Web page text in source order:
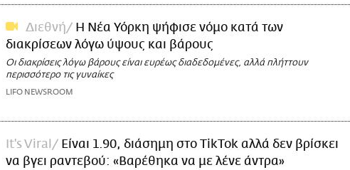
Διεθνή
Η Νέα Υόρκη ψήφισε νόμο κατά των
διακρίσεων λόγω ύψους και βάρους
Οι διακρίσεις λόγω βάρους είναι ευρέως διαδεδομένες, αλλά πλήττουν
περισσότερο τις γυναίκες
LIFO NEWSROOM
It's Viral
Είναι 1.90, διάσημη στο TikTok αλλά δεν βρίσκει
να βγει ραντεβού: «Βαρέθηκα να με λένε άντρα»